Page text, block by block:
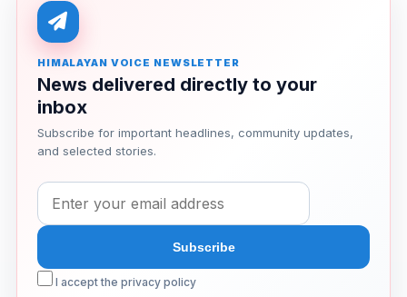
HIMALAYAN VOICE NEWSLETTER
News delivered directly to your
inbox
Subscribe for important headlines, community updates,
and selected stories.
I accept the privacy policy